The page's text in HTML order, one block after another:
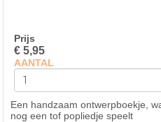
Prijs
€ 5,95
AANTAL
Een handzaam ontwerpboekje,
nog een tof popliedje speelt